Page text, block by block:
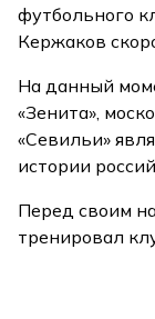
футбольного
Кержаков
На данный
«Зенита»,
«Севильи»
истории
Перед своим
тренировал